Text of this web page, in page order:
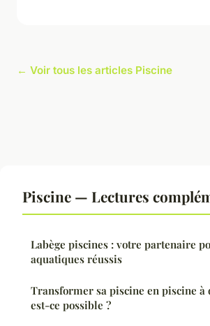
← Voir tous les articles Piscine
Piscine — Lectures
Labège piscines : votre partenaire
aquatiques réussis
Transformer sa piscine en piscine à
est-ce possible ?